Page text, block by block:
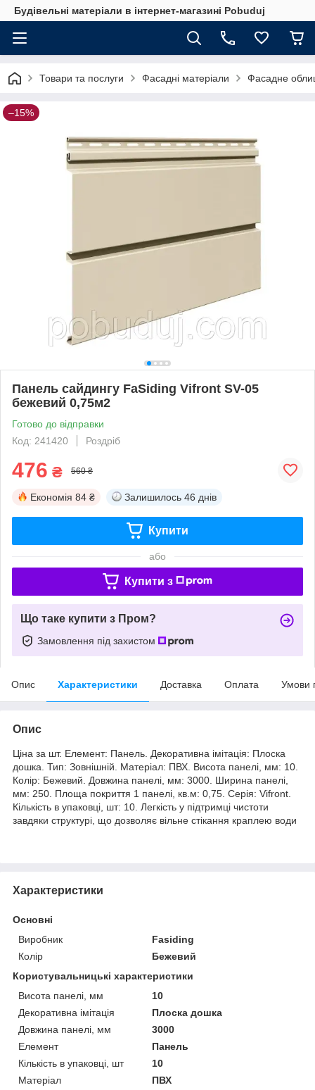
Будівельні матеріали в інтернет-магазині Pobuduj
Товари та послуги Фасадні матеріали Фасадне
–15%
Панель сайдингу FaSiding Vifront SV-05
бежевий 0,75м2
Готово до відправки
Код: 241420
Роздріб
476 ₴ 560 ₴
Економія 84 ₴ Залишилось 46 днів
Купити
або
Купити з
Що таке купити з Пром?
Замовлення під захистом
Опис Характеристики Доставка Оплата Умови
Опис
Ціна за шт. Елемент: Панель. Декоративна імітація: Плоска
дошка. Тип: Зовнішній. Матеріал: ПВХ. Висота панелі, мм: 10.
Колір: Бежевий. Довжина панелі, мм: 3000. Ширина панелі,
мм: 250. Площа покриття 1 панелі, кв.м: 0,75. Серія: Vifront.
Кількість в упаковці, шт: 10. Легкість у підтримці чистоти
завдяки структурі, що дозволяє вільне стікання краплею води
Характеристики
Основні
Виробник
Fasiding
Колір
Бежевий
Користувальницькі характеристики
Висота панелі, мм
10
Декоративна імітація
Плоска дошка
Довжина панелі, мм
3000
Елемент
Панель
Кількість в упаковці, шт
10
Матеріал
ПВХ